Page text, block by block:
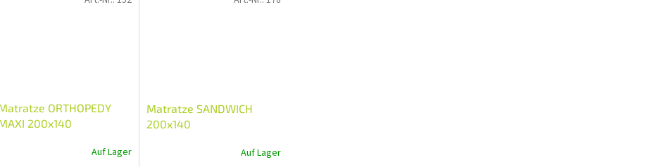
ORTHOPEDY
200x140
Auf Lager
Matratze SANDWICH
200x140
Auf Lager